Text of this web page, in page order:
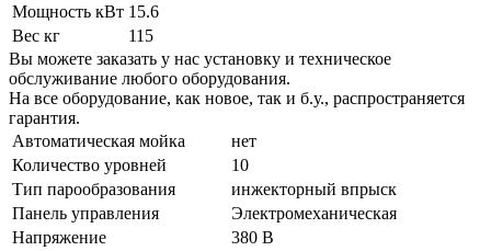
Мощность кВт 15.6
Вес кг
115
Вы можете заказать у нас установку и техническое
обслуживание любого оборудования.
На все оборудование, как новое, так и б.у., распространяется
гарантия.
Автоматическая мойка
нет
Количество уровней
10
Тип парообразования
инжекторный впрыск
Панель управления
Электромеханическая
Напряжение
380 В